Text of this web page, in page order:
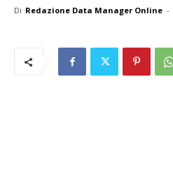
Di Redazione Data Manager Online -